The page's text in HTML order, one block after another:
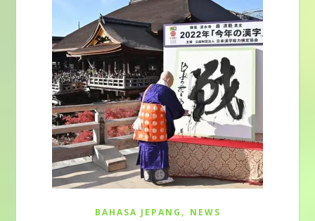
BAHASA JEPANG , NEWS